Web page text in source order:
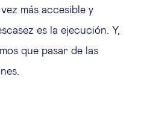
más accesible y
es la ejecución. Y,
que pasar de las